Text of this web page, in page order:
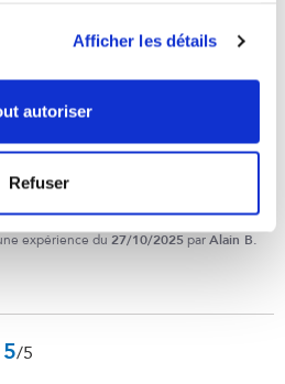
Afficher les détails
autoriser
Refuser
5/5
a l'air de très bonne qualité
expérience du 27/10/2025 parAlain B.
5/5